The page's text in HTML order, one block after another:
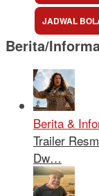
JADWAL
Berita/
Berita &
Trailer
Dw…